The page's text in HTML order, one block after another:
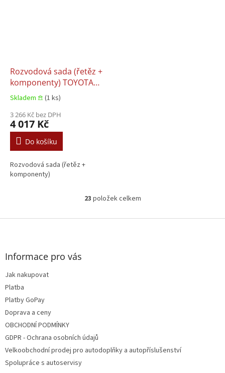
Rozvodová sada (řetěz +
komponenty) TOYOTA
AURIS, AVENSIS, CALDINA,
CELICA, COROLLA,
COROLLA VERSO,
Hyundai MATRIX, MR2 III,
OPA, PREMIO, RAV 4 II,
WISH 1.4/1.6/1.8 08.1999–
07.2014
Skladem 𖠿 (1 ks)
3 266 Kč bez DPH
4 017 Kč
Do košíku
Rozvodová sada (řetěz +
komponenty)
O
l
p
i
23 položek celkem
Z
Informace pro vás
Jak nakupovat
Platba
Platby GoPay
Doprava a ceny
OBCHODNÍ PODMÍNKY
GDPR - Ochrana osobních údajů
Velkoobchodní prodej pro autodoplňky a autopříslušenství
Spolupráce s autoservisy